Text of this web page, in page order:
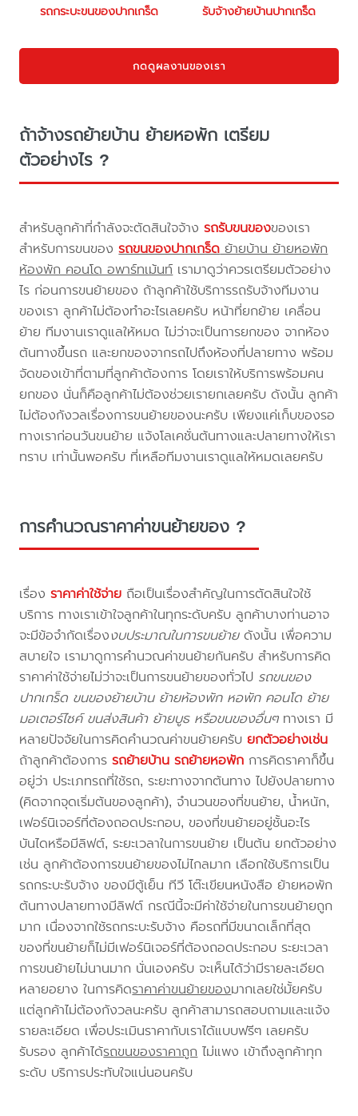
รถกระบะขนของปากเกร็ด รับจ้างย้ายบ้านปากเกร็ด
กดดูผลงานของเรา
ถ้าจ้างรถย้ายบ้าน ย้ายหอพัก เตรียม
ตัวอย่างไร ?
สำหรับลูกค้าที่กำลังจะตัดสินใจจ้างรถรับขนของของเรา
สำหรับการขนของรถขนของปากเกร็ดย้ายบ้าน ย้ายหอพัก
ห้องพัก คอนโด อพาร์ทเม้นท์เรามาดูว่าควรเตรียมตัวอย่าง
ไร ก่อนการขนย้ายของ ถ้าลูกค้าใช้บริการรถรับจ้างทีมงาน
ของเรา ลูกค้าไม่ต้องทำอะไรเลยครับ หน้าที่ยกย้าย เคลื่อน
ย้าย ทีมงานเราดูแลให้หมด ไม่ว่าจะเป็นการยกของ จากห้อง
ต้นทางขึ้นรถ และยกของจากรถไปถึงห้องที่ปลายทาง พร้อม
จัดของเข้าที่ตามที่ลูกค้าต้องการ โดยเราให้บริการพร้อมคน
ยกของ นั่นก็คือลูกค้าไม่ต้องช่วยเรายกเลยครับ ดังนั้น ลูกค้า
ไม่ต้องกังวลเรื่องการขนย้ายของนะครับ เพียงแค่เก็บของรอ
ทางเราก่อนวันขนย้าย แจ้งโลเคชั่นต้นทางและปลายทางให้เรา
ทราบ เท่านั้นพอครับ ที่เหลือทีมงานเราดูแลให้หมดเลยครับ
การคำนวณราคาค่าขนย้ายของ ?
เรื่องราคาค่าใช้จ่าย ถือเป็นเรื่องสำคัญในการตัดสินใจใช้
บริการ ทางเราเข้าใจลูกค้าในทุกระดับครับ ลูกค้าบางท่านอาจ
จะมีข้อจำกัดเรื่องงบประมาณในการขนย้ายดังนั้น เพื่อความ
สบายใจ เรามาดูการคำนวณค่าขนย้ายกันครับ สำหรับการคิด
ราคาค่าใช้จ่ายไม่ว่าจะเป็นการขนย้ายของทั่วไป รถขนของ
ปากเกร็ด ขนของย้ายบ้าน ย้ายห้องพัก หอพัก คอนโด ย้าย
มอเตอร์ไซค์ ขนส่งสินค้า ย้ายบูธ หรือขนของอื่นๆทางเรา มี
หลายปัจจัยในการคิดคำนวณค่าขนย้ายครับยกตัวอย่างเช่น
ถ้าลูกค้าต้องการรถย้ายบ้าน รถย้ายหอพัก การคิดราคาก็ขึ้น
อยู่ว่า ประเภทรถที่ใช้รถ, ระยะทางจากต้นทาง ไปยังปลายทาง
(คิดจากจุดเริ่มต้นของลูกค้า), จำนวนของที่ขนย้าย, น้ำหนัก,
เฟอร์นิเจอร์ที่ต้องถอดประกอบ, ของที่ขนย้ายอยู่ชั้นอะไร
บันไดหรือมีลิฟต์, ระยะเวลาในการขนย้าย เป็นต้น ยกตัวอย่าง
เช่น ลูกค้าต้องการขนย้ายของไม่ไกลมาก เลือกใช้บริการเป็น
รถกระบะรับจ้าง ของมีตู้เย็น ทีวี โต๊ะเขียนหนังสือ ย้ายหอพัก
ต้นทางปลายทางมีลิฟต์ กรณีนี้จะมีค่าใช้จ่ายในการขนย้ายถูก
มาก เนื่องจากใช้รถกระบะรับจ้าง คือรถที่มีขนาดเล็กที่สุด
ของที่ขนย้ายก็ไม่มีเฟอร์นิเจอร์ที่ต้องถอดประกอบ ระยะเวลา
การขนย้ายไม่นานมาก นั่นเองครับ จะเห็นได้ว่ามีรายละเอียด
หลายอยาง ในการคิดราคาค่าขนย้ายของมากเลยใช่มั้ยครับ
แต่ลูกค้าไม่ต้องกังวลนะครับ ลูกค้าสามารถสอบถามและแจ้ง
รายละเอียด เพื่อประเมินราคากับเราได้แบบฟรีๆ เลยครับ
รับรอง ลูกค้าได้รถขนของราคาถูกไม่แพง เข้าถึงลูกค้าทุก
ระดับ บริการประทับใจแน่นอนครับ